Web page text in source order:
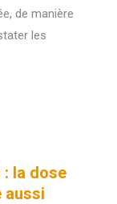
de manière
les
la dose
aussi